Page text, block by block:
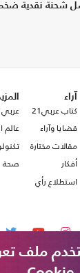
شحنة نقدية
آراء
كتاب عربي21
قضايا وآراء
مقالات مختارة
أفكار
استطلاع رأي
عربي21 TV
عالم
صحة
ملف